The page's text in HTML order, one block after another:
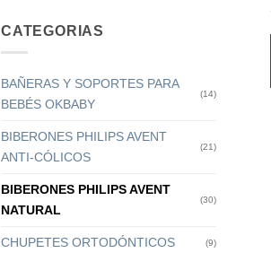
CATEGORIAS
BAÑERAS Y SOPORTES PARA
BEBÉS OKBABY
(14)
BIBERONES PHILIPS AVENT
ANTI-CÓLICOS
(21)
BIBERONES PHILIPS AVENT
NATURAL
(30)
CHUPETES ORTODÓNTICOS (9)